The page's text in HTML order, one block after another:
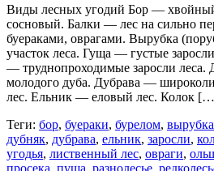
Виды лесных угодий Бор —
сосновый. Балки — лес на сильно
буераками, оврагами. Вырубка
участок леса. Гуща — густые
— труднопроходимые заросли леса.
молодого дуба. Дубрава —
лес. Ельник — еловый лес. Колок
Теги: бор, буераки, бурелом, вырубка
дубняк, дубрава, ельник, заросли,
угодья, лиственный лес, овраги,